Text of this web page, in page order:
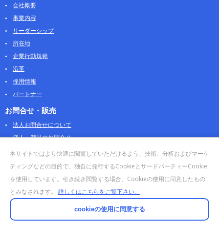
会社概要
事業内容
リーダーシップ
所在地
企業行動規範
沿革
採用情報
パートナー
お問合せ・販売
法人お問合せについて
個人・製品のお問合せ
AOSストア
クラウドデータカンパニー 法人向けガイド
販売終了・サポート終了製品
本サイトではより快適に閲覧していただけるよう、技術、分析およびマーケ
ティングなどの目的で、独自に発行するCookieとサードパーティーCookie
を使用しています。引き続き閲覧する場合、Cookieの使用に同意したもの
とみなされます。 詳しくはこちらをご覧下さい。
cookieの使用に同意する